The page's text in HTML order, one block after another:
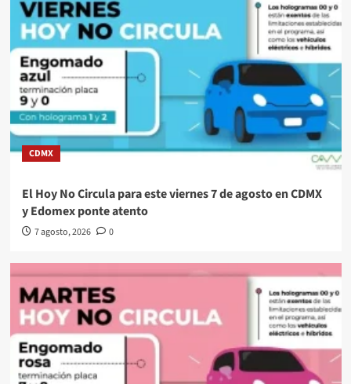
CDMX
El Hoy No Circula para este viernes 7 de agosto en CDMX
y Edomex ponte atento
7 agosto, 2026 0